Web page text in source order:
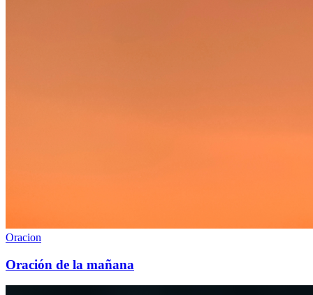
Oracion
Oración de la mañana